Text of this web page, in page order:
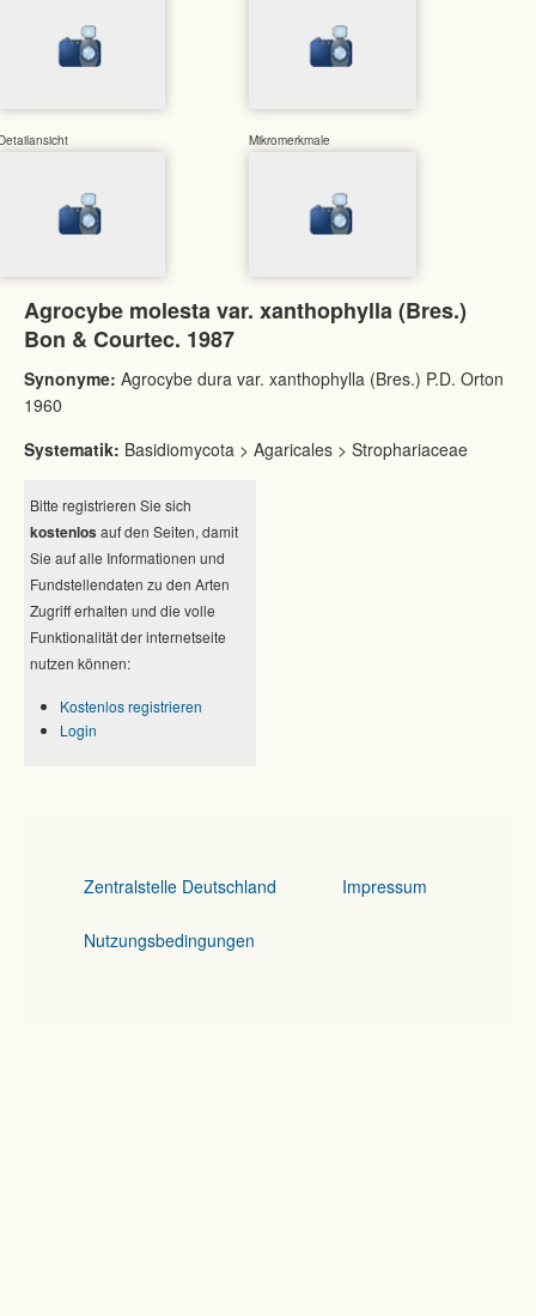
Mikromerkmale
Agrocybe molesta var. xanthophylla (Bres.)
Bon & Courtec. 1987
Synonyme: Agrocybe dura var. xanthophylla (Bres.) P.D. Orton
1960
Systematik: Basidiomycota > Agaricales > Strophariaceae
Bitte registrieren Sie sich
kostenlos auf den Seiten, damit
Sie auf alle Informationen und
Fundstellendaten zu den Arten
Zugriff erhalten und die volle
Funktionalität der internetseite
nutzen können:
Kostenlos registrieren
Login
Zentralstelle Deutschland Impressum
Nutzungsbedingungen